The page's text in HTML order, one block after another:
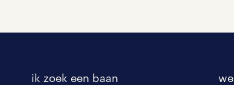
ik zoek een baan